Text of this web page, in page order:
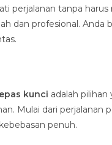
perjalanan tanpa
dan profesional. Anda
kunci adalah
Mulai dari perjalanan
penuh.